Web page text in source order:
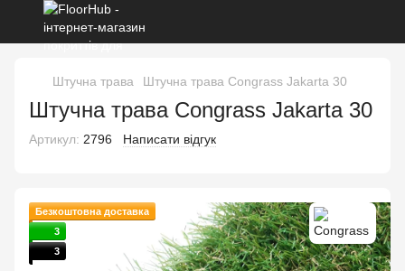
Штучна трава Штучна трава Congrass Jakarta 30
Штучна трава Congrass Jakarta 30
Артикул: 2796 Написати відгук
Безкоштовна доставка
3
3